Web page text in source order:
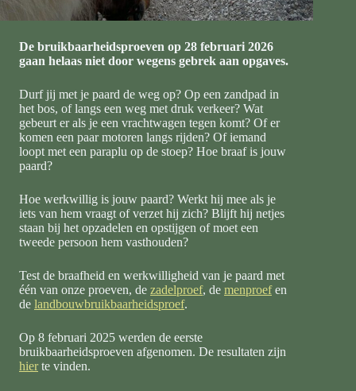
De bruikbaarheidsproeven op 28 februari 2026
gaan helaas niet door wegens gebrek aan opgaves.
Durf jij met je paard de weg op? Op een zandpad in
het bos, of langs een weg met druk verkeer? Wat
gebeurt er als je een vrachtwagen tegen komt? Of er
komen een paar motoren langs rijden? Of iemand
loopt met een paraplu op de stoep? Hoe braaf is jouw
paard?
Hoe werkwillig is jouw paard? Werkt hij mee als je
iets van hem vraagt of verzet hij zich? Blijft hij netjes
staan bij het opzadelen en opstijgen of moet een
tweede persoon hem vasthouden?
Test de braafheid en werkwilligheid van je paard met
één van onze proeven, de zadelproef, de menproefen
de landbouwbruikbaarheidsproef.
Op 8 februari 2025 werden de eerste
bruikbaarheidsproeven afgenomen. De resultaten zijn
hierte vinden.